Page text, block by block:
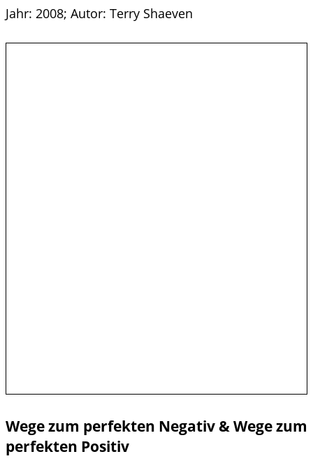
Jahr: 2008; Autor: Terry Shaeven
Wege zum perfekten Negativ & Wege zum
perfekten Positiv